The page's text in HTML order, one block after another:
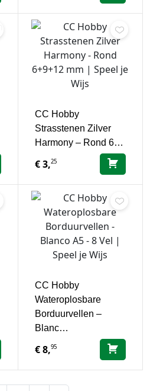
CC Hobby
Strasstenen Zilver
Harmony – Rond 6…
€3,25
CC Hobby
Wateroplosbare
Borduurvellen –
Blanc…
€8,95